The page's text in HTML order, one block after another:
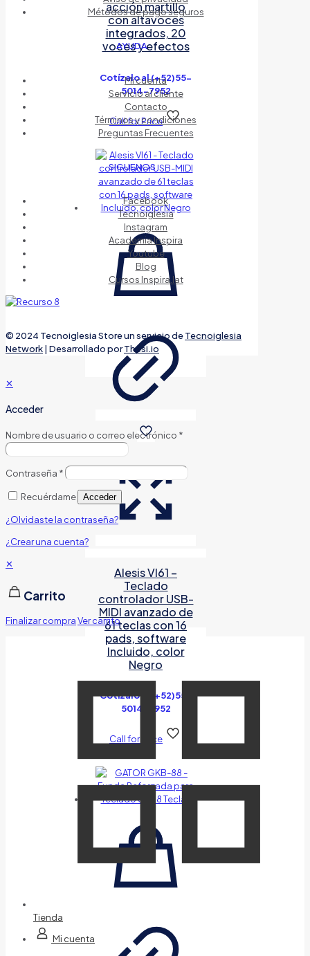
acción martillo
con altavoces
integrados, 20
voces y efectos
Cotízalo al (+52)55-
5014-7952
Call for Price
Alesis VI61 –
Teclado
controlador USB-
MIDI avanzado de
61 teclas con 16
pads, software
Incluido, color
Negro
Cotízalo al (+52)55-
5014-7952
Call for Price
Métodos de pago seguros
AYUDA
Mi cuenta
Servicio al cliente
Contacto
Términos y condiciones
Preguntas Frecuentes
SIGUENOS
Facebook
Tecnoiglesia
Instagram
Academia Inspira
Youtube
Blog
Cursos Inspira.lat
© 2024 Tecnoiglesia Store un servicio deTecnoiglesia
Network| Desarrollado porThesi.io
✕
Acceder
Nombre de usuario o correo electrónico *
Contraseña *
Recuérdame Acceder
¿Olvidaste la contraseña?
¿Crear una cuenta?
✕
Carrito
Finalizar compraVer carrito
Tienda
Mi cuenta